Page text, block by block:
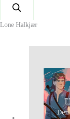
Lone Halkjær